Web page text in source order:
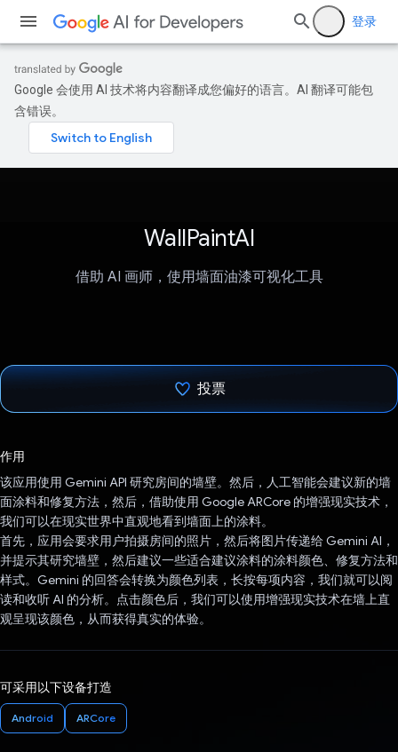
登录
Google 会使用 AI 技术将内容翻译成您偏好的语言。AI 翻译可能包
含错误。
WallPaintAI
借助 AI 画师，使用墙面油漆可视化工具
投票
作用
该应用使用 Gemini API 研究房间的墙壁。然后，人工智能会建议新的墙
面涂料和修复方法，然后，借助使用 Google ARCore 的增强现实技术，
我们可以在现实世界中直观地看到墙面上的涂料。
首先，应用会要求用户拍摄房间的照片，然后将图片传递给 Gemini AI，
并提示其研究墙壁，然后建议一些适合建议涂料的涂料颜色、修复方法和
样式。Gemini 的回答会转换为颜色列表，长按每项内容，我们就可以阅
读和收听 AI 的分析。点击颜色后，我们可以使用增强现实技术在墙上直
观呈现该颜色，从而获得真实的体验。
可采用以下设备打造
Android ARCore